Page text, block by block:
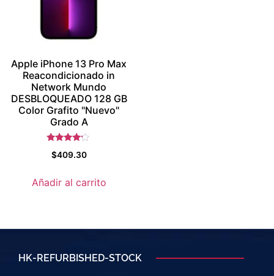
Apple iPhone 13 Pro Max
Reacondicionado in
Network Mundo
DESBLOQUEADO 128 GB
Color Grafito "Nuevo"
Grado A
Valorado
con
$409.30
Añadir al carrito
HK-REFURBISHED-STOCK